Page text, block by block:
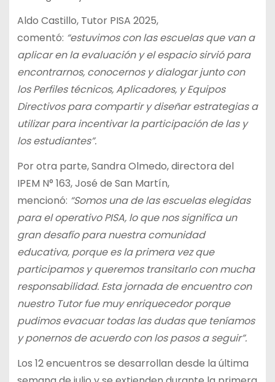
Aldo Castillo, Tutor PISA 2025,
comentó: “estuvimos con las escuelas que van a
aplicar en la evaluación y el espacio sirvió para
encontrarnos, conocernos y dialogar junto con
los Perfiles técnicos, Aplicadores, y Equipos
Directivos para compartir y diseñar estrategias a
utilizar para incentivar la participación de las y
los estudiantes”.
Por otra parte, Sandra Olmedo, directora del
IPEM N° 163, José de San Martín,
mencionó: “Somos una de las escuelas elegidas
para el operativo PISA, lo que nos significa un
gran desafío para nuestra comunidad
educativa, porque es la primera vez que
participamos y queremos transitarlo con mucha
responsabilidad. Esta jornada de encuentro con
nuestro Tutor fue muy enriquecedor porque
pudimos evacuar todas las dudas que teníamos
y ponernos de acuerdo con los pasos a seguir”.
Los 12 encuentros se desarrollan desde la última